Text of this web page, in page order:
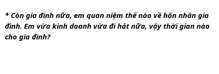
t
e
r
Thả
* Còn gia đình nữa, em quan niệm thế nào về hôn nhân gia
đình. Em vừa kinh doanh vừa đi hát nữa, vậy thời gian nào
cho gia đình?